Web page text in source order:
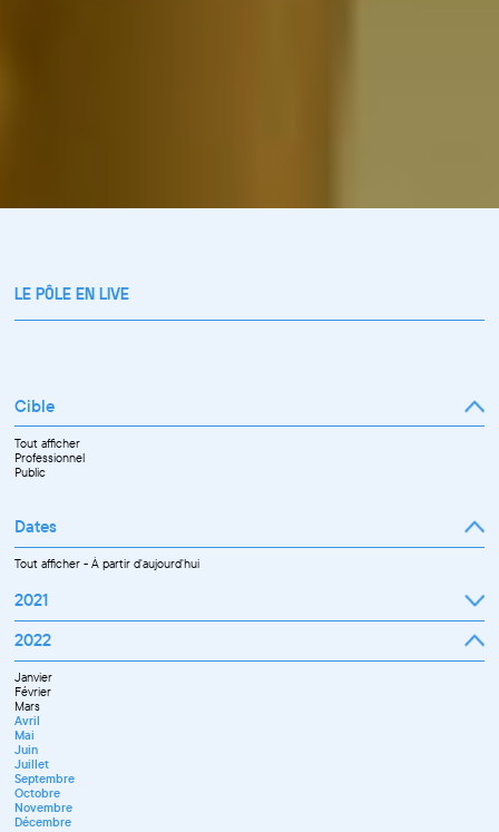
LE PÔLE EN LIVE
Cible
Tout afficher
Professionnel
Public
Dates
Tout afficher-À partir d'aujourd'hui
2021
Septembre
Novembre
Décembre
2022
Janvier
Février
Mars
Avril
Mai
Juin
Juillet
Septembre
Octobre
Novembre
Décembre